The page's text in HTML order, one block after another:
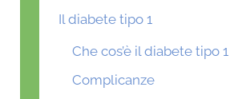
Il diabete tipo 1
Che cos’è il diabete tipo 1
Complicanze